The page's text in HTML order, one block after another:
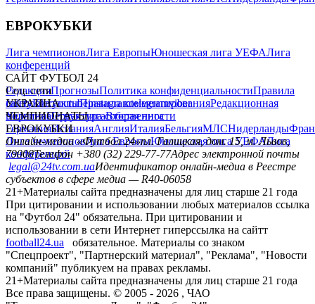
ЕВРОКУБКИ
Лига чемпионовЛига ЕвропыЮношеская лига УЕФАЛига
конференций
САЙТ ФУТБОЛ 24
РедакцияПрогнозыПолитика конфиденциальностиПравила
сайтуКонтактыПравила комментированияРедакционная
политикаСтруктура собственности
Соц. сети
facebookxyoutubeinstagramtelegramviber
УКРАИНА
УкраинаПервая лигаВторая лига
ЧЕМПИОНАТЫ
ГерманияИспанияАнглияИталияБельгияМЛСНидерланды
ЕВРОКУБКИ
Лига чемпионовЛига ЕвропыЮношеская лига УЕФАЛига
конференций
Онлайн-медиа «Футбол 24»пл. Галицкая, дом. 15, м. Львов,
79008Телефон +380 (32) 229-77-77Адрес электронной почты
legal@24tv.com.uaИдентификатор онлайн-медиа в Реестре
субъектов в сфере медиа — R40-06058
21+Материалы сайта предназначены для лиц старше 21 года
При цитировании и использовании любых материалов ссылка
на "Футбол 24" обязательна. При цитировании и
использовании в сети Интернет гиперссылка на сайтт
football24.ua
обязательное. Материалы со знаком
"Спецпроект", "Партнерский материал", "Реклама", "Новости
компаний" публикуем на правах рекламы.
21+Материалы сайта предназначены для лиц старше 21 года
Все права защищены. © 2005 - 2026 , ЧАО